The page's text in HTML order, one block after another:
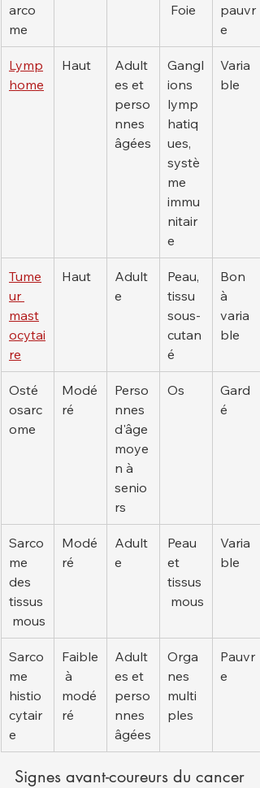
arco
me
Foie
pauvr
e
Lymp
home
Haut
Adult
es et
perso
nnes
âgées
Gangl
ions
lymp
hatiq
ues,
systè
me
immu
nitair
e
Varia
ble
Tume
ur
mast
ocytai
re
Haut
Adult
e
Peau,
tissu
sous-
cutan
é
Bon
à
varia
ble
Osté
osarc
ome
Modé
ré
Perso
nnes
d'âge
moye
n à
senio
rs
Os
Gard
é
Sarco
me
des
tissus
mous
Modé
ré
Adult
e
Peau
et
tissus
mous
Varia
ble
Sarco
me
histio
cytair
e
Faible
à
modé
ré
Adult
es et
perso
nnes
âgées
Orga
nes
multi
ples
Pauvr
e
Signes avant-coureurs du cancer